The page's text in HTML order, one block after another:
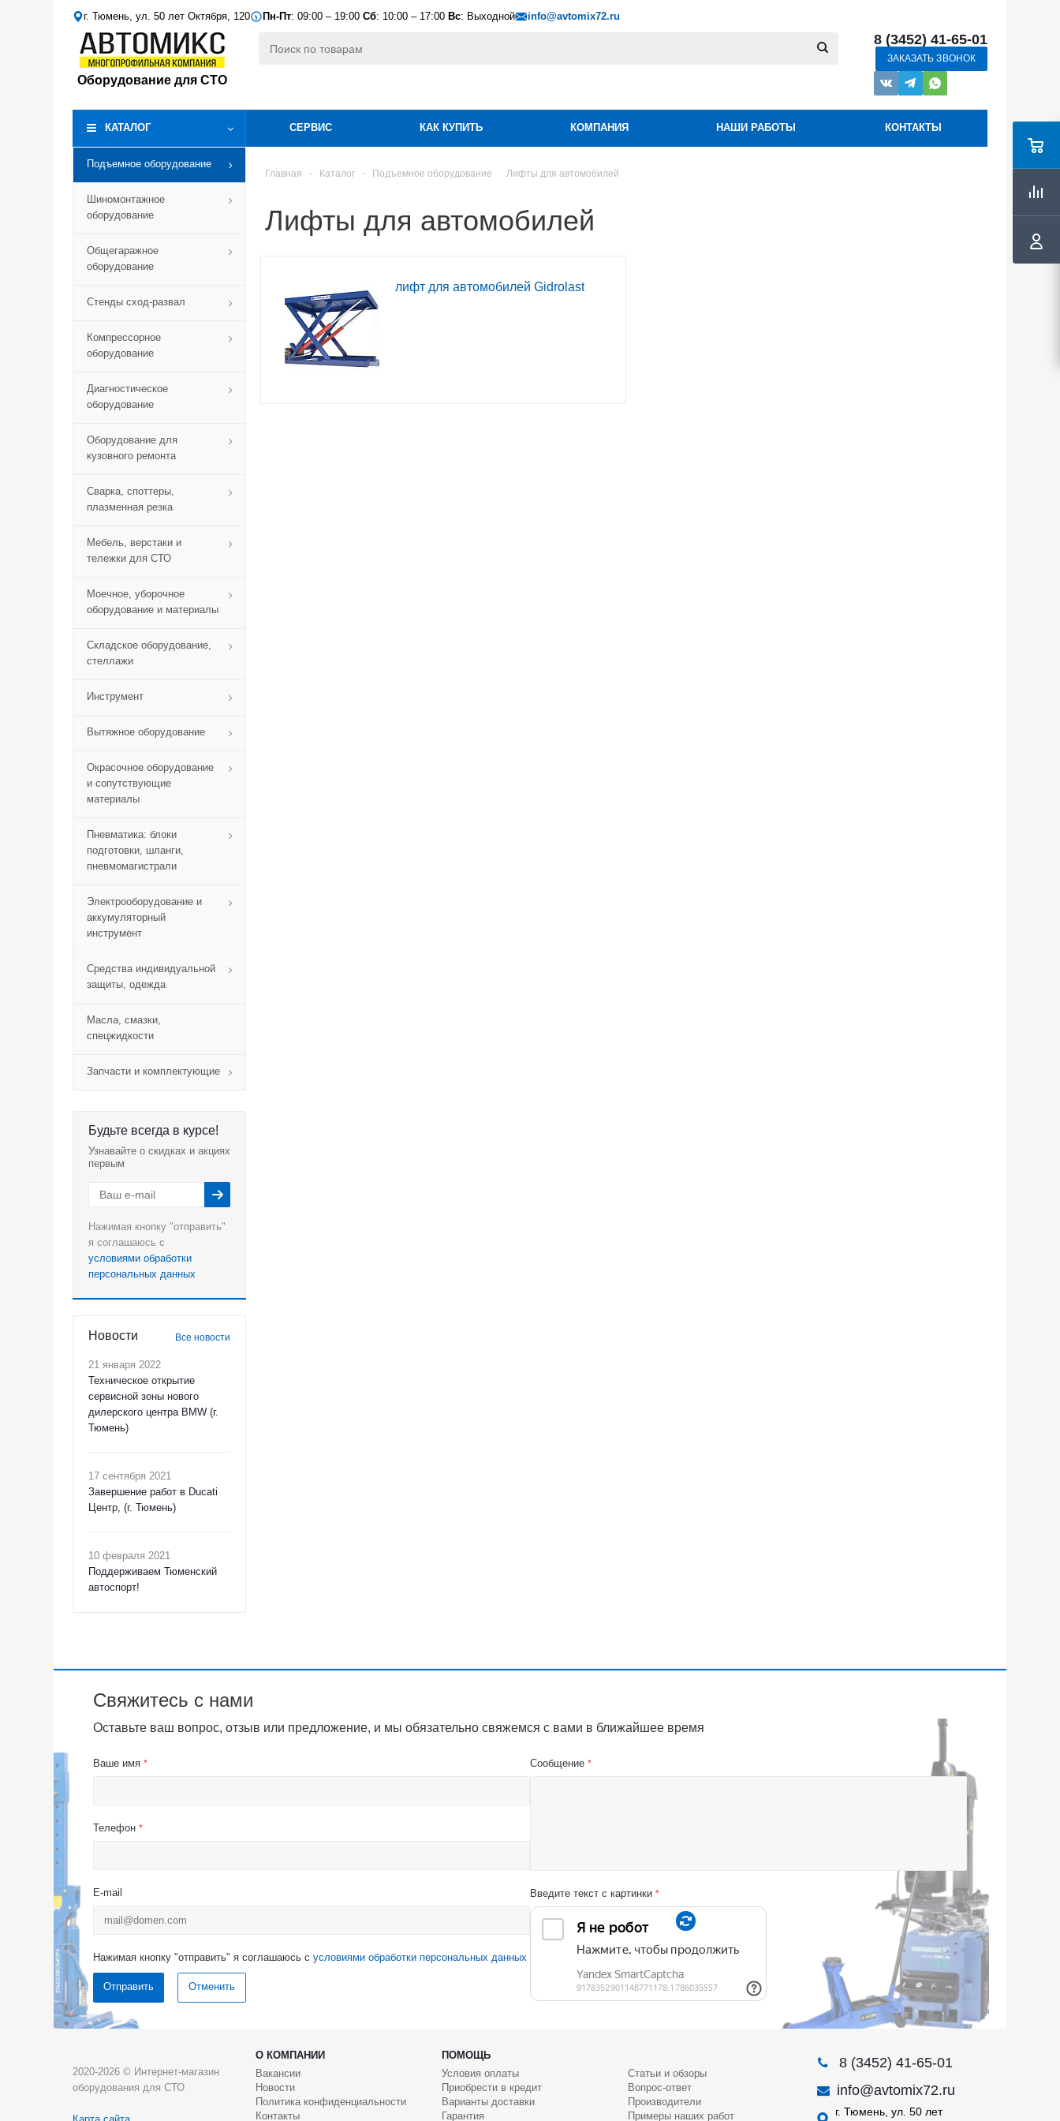
г. Тюмень, ул. 50 лет Октября, 120 Пн-Пт: 09:00 – 19:00 Сб: 10:00 – 17:00 Вс: Выходной info@avtomix72.ru
Оборудование для СТО
8 (3452) 41-65-01
ЗАКАЗАТЬ ЗВОНОК
КАТАЛОГ СЕРВИС КАК КУПИТЬ КОМПАНИЯ НАШИ РАБОТЫ КОНТАКТЫ
Подъемное оборудование
Шиномонтажное
оборудование
Общегаражное
оборудование
Стенды сход-развал
Компрессорное
оборудование
Диагностическое
оборудование
Оборудование для
кузовного ремонта
Сварка, споттеры,
плазменная резка
Мебель, верстаки и
тележки для СТО
Моечное, уборочное
оборудование и материалы
Складское оборудование,
стеллажи
Инструмент
Вытяжное оборудование
Окрасочное оборудование
и сопутствующие
материалы
Пневматика: блоки
подготовки, шланги,
пневмомагистрали
Электрооборудование и
аккумуляторный
инструмент
Средства индивидуальной
защиты, одежда
Масла, смазки,
спецжидкости
Запчасти и комплектующие
Будьте всегда в курсе!
Узнавайте о скидках и акциях
первым
Нажимая кнопку "отправить"
я соглашаюсь с
условиями обработки
персональных данных
Новости Все новости
21 января 2022
Техническое открытие
сервисной зоны нового
дилерского центра BMW (г.
Тюмень)
17 сентября 2021
Завершение работ в Ducati
Центр, (г. Тюмень)
10 февраля 2021
Поддерживаем Тюменский
автоспорт!
Главная - Каталог - Подъемное оборудование Лифты для автомобилей
Лифты для автомобилей
лифт для автомобилей Gidrolast
Свяжитесь с нами
Оставьте ваш вопрос, отзыв или предложение, и мы обязательно свяжемся с вами в ближайшее время
Ваше имя *
Телефон *
E-mail
Сообщение *
Введите текст с картинки *
Нажимая кнопку "отправить" я соглашаюсь с условиями обработки персональных данных
Отменить
2020-2026 © Интернет-магазин
оборудования для СТО
О КОМПАНИИ
ПОМОЩЬ
Вакансии
Новости
Политика конфиденциальности
Контакты
Условия оплаты
Приобрести в кредит
Варианты доставки
Гарантия
Статьи и обзоры
Вопрос-ответ
Производители
Примеры наших работ
8 (3452) 41-65-01
info@avtomix72.ru
г. Тюмень, ул. 50 лет